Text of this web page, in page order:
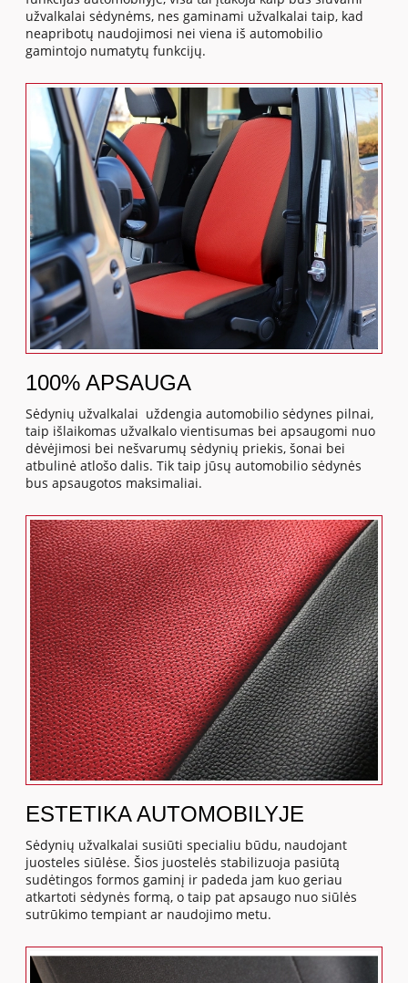
užvalkalai sėdynėms, nes gaminami užvalkalai taip, kad
neapribotų naudojimosi nei viena iš automobilio
gamintojo numatytų funkcijų.
100% APSAUGA
Sėdynių užvalkalai uždengia automobilio sėdynes pilnai,
taip išlaikomas užvalkalo vientisumas bei apsaugomi nuo
dėvėjimosi bei nešvarumų sėdynių priekis, šonai bei
atbulinė atlošo dalis. Tik taip jūsų automobilio sėdynės
bus apsaugotos maksimaliai.
ESTETIKA AUTOMOBILYJE
Sėdynių užvalkalai susiūti specialiu būdu, naudojant
juosteles siūlėse. Šios juostelės stabilizuoja pasiūtą
sudėtingos formos gaminį ir padeda jam kuo geriau
atkartoti sėdynės formą, o taip pat apsaugo nuo siūlės
sutrūkimo tempiant ar naudojimo metu.